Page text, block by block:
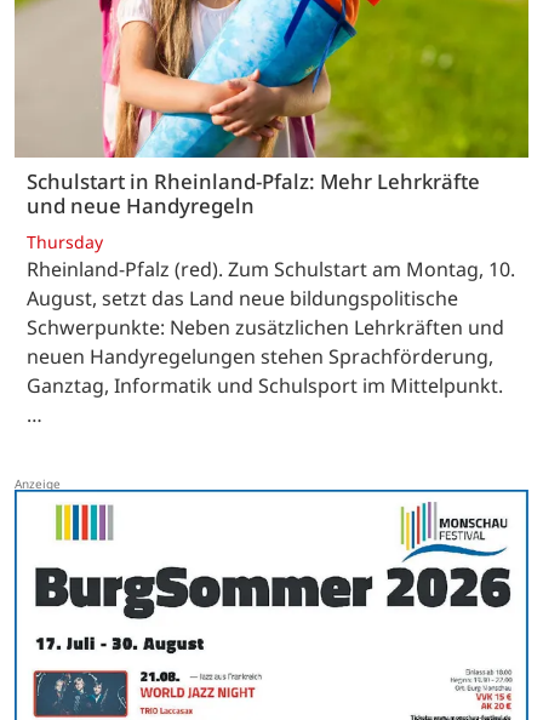
Schulstart in Rheinland-Pfalz: Mehr Lehrkräfte
und neue Handyregeln
Thursday
Rheinland-Pfalz (red). Zum Schulstart am Montag, 10.
August, setzt das Land neue bildungspolitische
Schwerpunkte: Neben zusätzlichen Lehrkräften und
neuen Handyregelungen stehen Sprachförderung,
Ganztag, Informatik und Schulsport im Mittelpunkt.
…